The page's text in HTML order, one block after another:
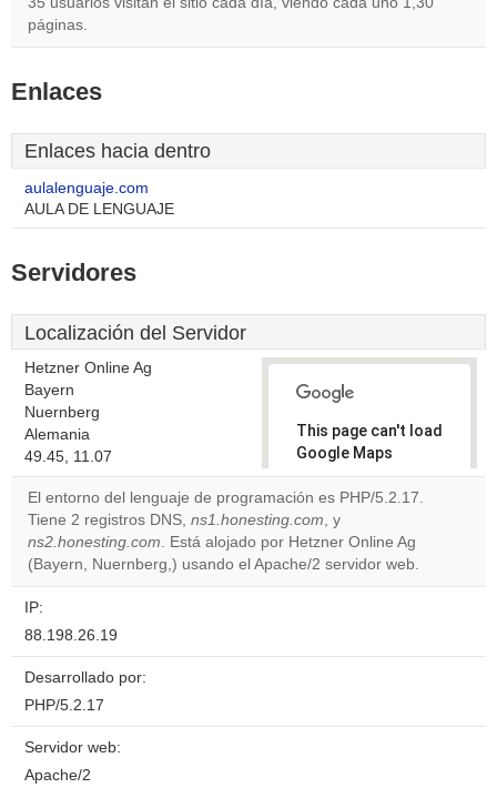
páginas.
Enlaces
Enlaces hacia dentro
aulalenguaje.com
AULA DE LENGUAJE
Servidores
Localización del Servidor
Hetzner Online Ag
Bayern
Nuernberg
Alemania
49.45, 11.07
This page can't load
Google Maps
correctly.
Do you
own this
website?
El entorno del lenguaje de programación es PHP/5.2.17.
Tiene 2 registros DNS, ns1.honesting.com, y
ns2.honesting.com. Está alojado por Hetzner Online Ag
(Bayern, Nuernberg,) usando el Apache/2 servidor web.
IP:
88.198.26.19
Desarrollado por:
PHP/5.2.17
Servidor web:
Apache/2